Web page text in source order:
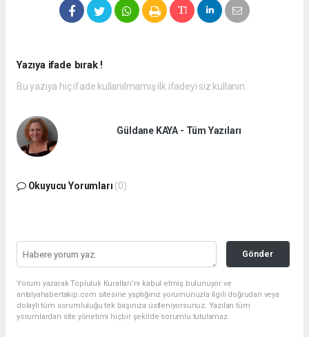
Yazıya ifade bırak !
Bu yazıya hiç ifade kullanılmamış ilk ifadeyi siz kullanın.
Güldane KAYA - Tüm Yazıları
Okuyucu Yorumları (0)
Gönder
Yorum yazarak Topluluk Kuralları’nı kabul etmiş bulunuyor ve
antalyahabertakip.com sitesine yaptığınız yorumunuzla ilgili doğrudan veya
dolaylı tüm sorumluluğu tek başınıza üstleniyorsunuz. Yazılan tüm
yorumlardan site yönetimi hiçbir şekilde sorumlu tutulamaz.